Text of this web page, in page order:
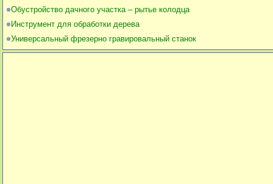
Обустройство дачного участка – рытье колодца
Инструмент для обработки дерева
Универсальный фрезерно гравировальный станок